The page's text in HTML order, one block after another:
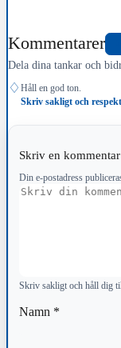
Kommentarer
Dela dina tankar och
♢ Håll en god ton.
Skriv sakligt och
Skriv en kommentar
Din e-postadress
Kommentar
Skriv sakligt och håll dig
Namn *